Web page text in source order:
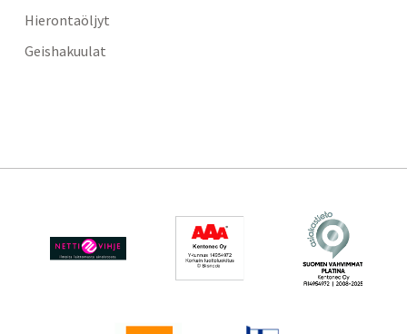
Hierontaöljyt
Geishakuulat